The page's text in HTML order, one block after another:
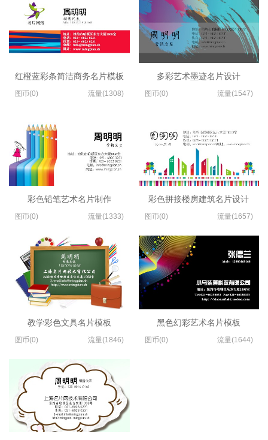
红橙蓝彩条简洁商务名片模板
图币(0) 流量(1308)
彩色铅笔艺术名片制作
图币(0) 流量(1333)
教学彩色文具名片模板
图币(0) 流量(1846)
多彩艺术墨迹名片设计
图币(0) 流量(1547)
彩色拼接楼房建筑名片设计
图币(0) 流量(1657)
黑色幻彩艺术名片模板
图币(0) 流量(1644)